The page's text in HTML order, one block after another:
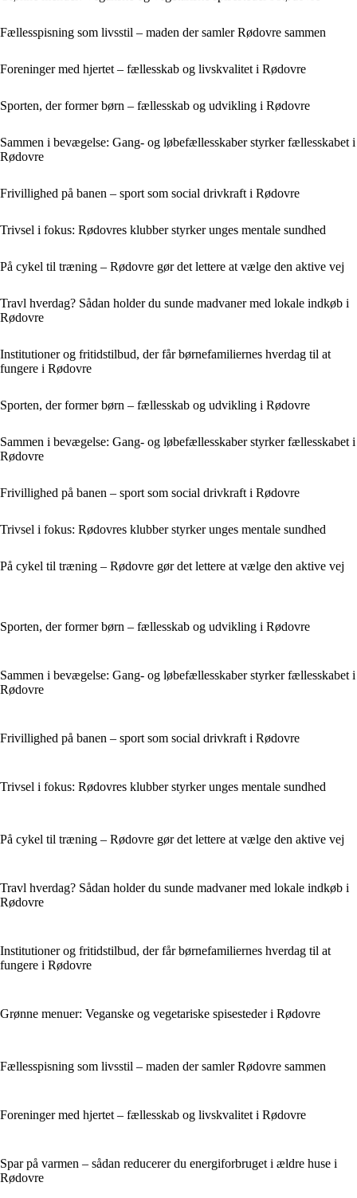
Fællesspisning som livsstil – maden der samler Rødovre sammen
Foreninger med hjertet – fællesskab og livskvalitet i Rødovre
Sporten, der former børn – fællesskab og udvikling i Rødovre
Sammen i bevægelse: Gang- og løbefællesskaber styrker fællesskabet i
Rødovre
Frivillighed på banen – sport som social drivkraft i Rødovre
Trivsel i fokus: Rødovres klubber styrker unges mentale sundhed
På cykel til træning – Rødovre gør det lettere at vælge den aktive vej
Travl hverdag? Sådan holder du sunde madvaner med lokale indkøb i
Rødovre
Institutioner og fritidstilbud, der får børnefamiliernes hverdag til at
fungere i Rødovre
Sporten, der former børn – fællesskab og udvikling i Rødovre
Sammen i bevægelse: Gang- og løbefællesskaber styrker fællesskabet i
Rødovre
Frivillighed på banen – sport som social drivkraft i Rødovre
Trivsel i fokus: Rødovres klubber styrker unges mentale sundhed
På cykel til træning – Rødovre gør det lettere at vælge den aktive vej
Sporten, der former børn – fællesskab og udvikling i Rødovre
Sammen i bevægelse: Gang- og løbefællesskaber styrker fællesskabet i
Rødovre
Frivillighed på banen – sport som social drivkraft i Rødovre
Trivsel i fokus: Rødovres klubber styrker unges mentale sundhed
På cykel til træning – Rødovre gør det lettere at vælge den aktive vej
Travl hverdag? Sådan holder du sunde madvaner med lokale indkøb i
Rødovre
Institutioner og fritidstilbud, der får børnefamiliernes hverdag til at
fungere i Rødovre
Grønne menuer: Veganske og vegetariske spisesteder i Rødovre
Fællesspisning som livsstil – maden der samler Rødovre sammen
Foreninger med hjertet – fællesskab og livskvalitet i Rødovre
Spar på varmen – sådan reducerer du energiforbruget i ældre huse i
Rødovre